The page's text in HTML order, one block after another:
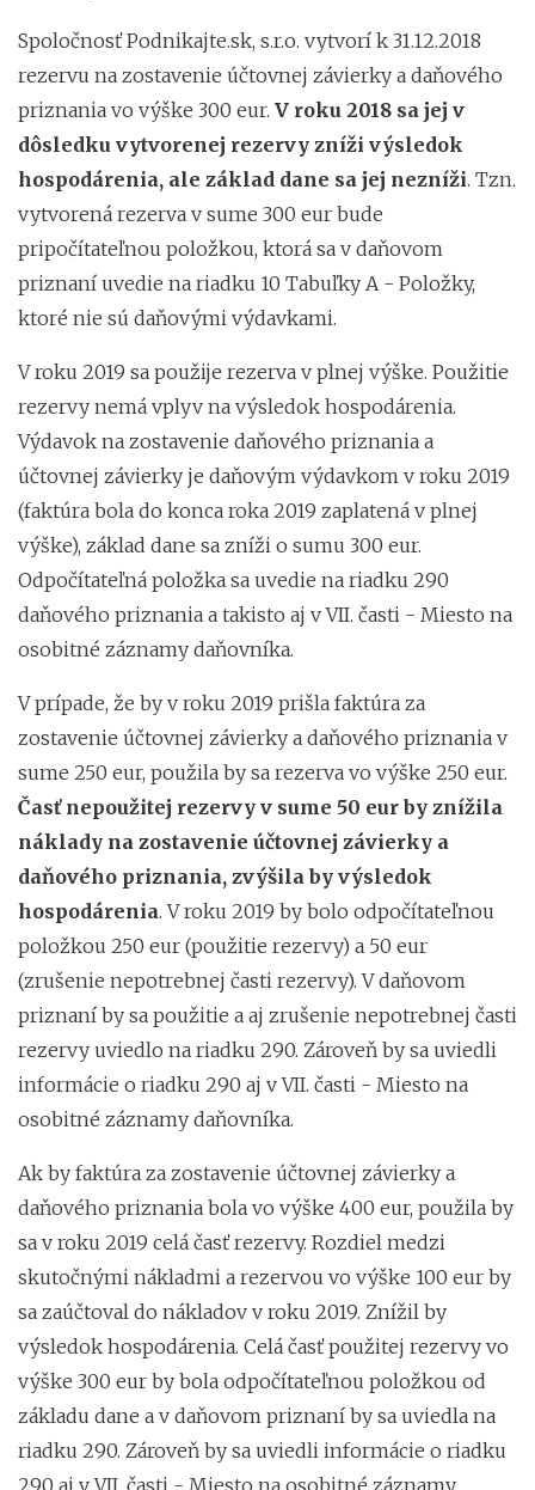
Spoločnosť Podnikajte.sk, s.r.o. vytvorí k 31.12.2018
rezervu na zostavenie účtovnej závierky a daňového
priznania vo výške 300 eur. V roku 2018 sa jej v
dôsledku vytvorenej rezervy zníži výsledok
hospodárenia, ale základ dane sa jej nezníži. Tzn.
vytvorená rezerva v sume 300 eur bude
pripočítateľnou položkou, ktorá sa v daňovom
priznaní uvedie na riadku 10 Tabuľky A - Položky,
ktoré nie sú daňovými výdavkami.
V roku 2019 sa použije rezerva v plnej výške. Použitie
rezervy nemá vplyv na výsledok hospodárenia.
Výdavok na zostavenie daňového priznania a
účtovnej závierky je daňovým výdavkom v roku 2019
(faktúra bola do konca roka 2019 zaplatená v plnej
výške), základ dane sa zníži o sumu 300 eur.
Odpočítateľná položka sa uvedie na riadku 290
daňového priznania a takisto aj v VII. časti - Miesto na
osobitné záznamy daňovníka.
V prípade, že by v roku 2019 prišla faktúra za
zostavenie účtovnej závierky a daňového priznania v
sume 250 eur, použila by sa rezerva vo výške 250 eur.
Časť nepoužitej rezervy v sume 50 eur by znížila
náklady na zostavenie účtovnej závierky a
daňového priznania, zvýšila by výsledok
hospodárenia. V roku 2019 by bolo odpočítateľnou
položkou 250 eur (použitie rezervy) a 50 eur
(zrušenie nepotrebnej časti rezervy). V daňovom
priznaní by sa použitie a aj zrušenie nepotrebnej časti
rezervy uviedlo na riadku 290. Zároveň by sa uviedli
informácie o riadku 290 aj v VII. časti - Miesto na
osobitné záznamy daňovníka.
Ak by faktúra za zostavenie účtovnej závierky a
daňového priznania bola vo výške 400 eur, použila by
sa v roku 2019 celá časť rezervy. Rozdiel medzi
skutočnými nákladmi a rezervou vo výške 100 eur by
sa zaúčtoval do nákladov v roku 2019. Znížil by
výsledok hospodárenia. Celá časť použitej rezervy vo
výške 300 eur by bola odpočítateľnou položkou od
základu dane a v daňovom priznaní by sa uviedla na
riadku 290. Zároveň by sa uviedli informácie o riadku
290 aj v VII. časti - Miesto na osobitné záznamy